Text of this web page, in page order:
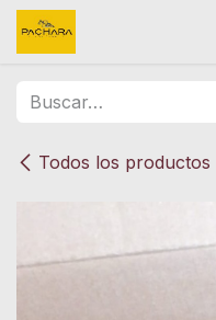
Ir al contenido
Todos los productos